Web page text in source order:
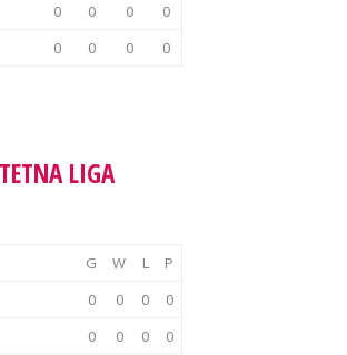
0 0 0
0
0 0 0 0
LIGA
G W L
P
0 0 0
0
0 0 0
0